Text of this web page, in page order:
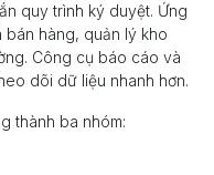
quy trình ký duyệt. Ứng
hàng, quản lý kho
Công cụ báo cáo và
dõi dữ liệu nhanh hơn.
thành ba nhóm: